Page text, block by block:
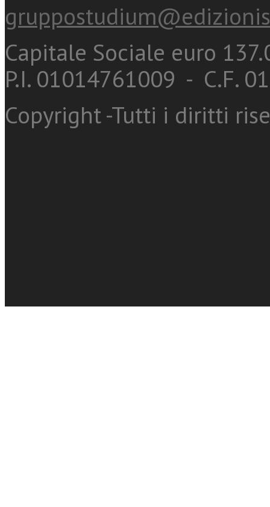
Capitale Sociale euro
P.I. 01014761009 - C.F.
Copyright -Tutti i diritti